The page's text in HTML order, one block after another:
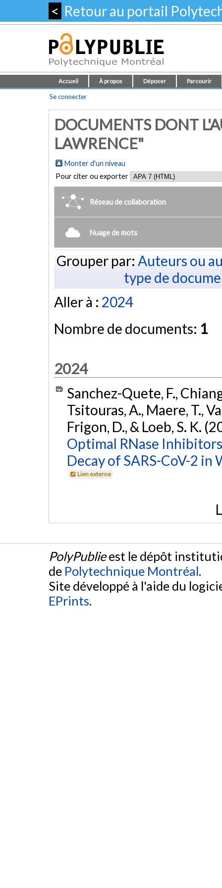
< Retour au portail
Accueil À propos Déposer Parcourir
Se connecter
DOCUMENTS DONT
LAWRENCE"
Monter d'un niveau
Pour citer ou exporter
Réseau de collaboration
Nuage de mots
Grouper par: Auteurs ou
type de
Aller à : 2024
Nombre de documents: 1
2024
Sanchez-Quete, F.,
Tsitouras, A., Maere, T.,
Frigon, D., & Loeb, S. K.
Optimal RNase
Decay of SARS-CoV-2 in
Lien externe
PolyPublieest le dépôt
de Polytechnique Montréal.
Site développé à l'aide du
EPrints.